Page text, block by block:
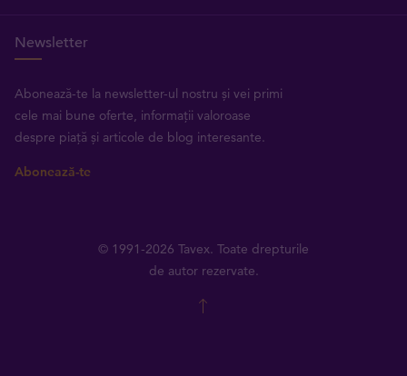
Newsletter
Abonează-te la newsletter-ul nostru și vei primi
cele mai bune oferte, informații valoroase
despre piață și articole de blog interesante.
Abonează-te
© 1991-2026 Tavex. Toate drepturile
de autor rezervate.